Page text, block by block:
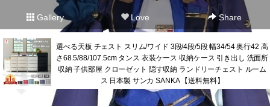
Gallery Love Share
選べる天板 チェスト スリム/ワイド 3段/4段/5段 幅34/54 奥行42 高
さ68.5/88/107.5cm タンス 衣装ケース 収納ケース 引き出し 洗面所
収納 子供部屋 クローゼット 隠す収納 ランドリーチェスト ルーム
ス 日本製 サンカ SANKA 【送料無料】